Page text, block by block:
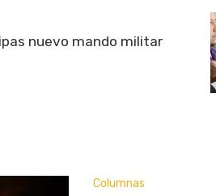
nuevo mando militar
Columnas